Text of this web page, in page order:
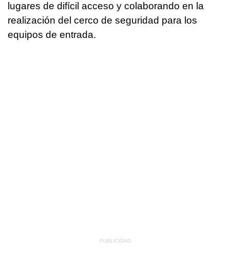
lugares de difícil acceso y colaborando en la
realización del cerco de seguridad para los
equipos de entrada.